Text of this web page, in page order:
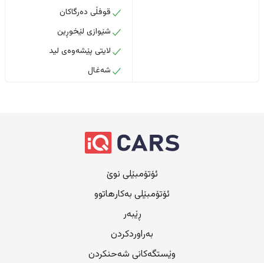
قوفڵی دەرگاکان
شێوازی لێخوڕین
لایتی پێشەوەی لید
شەغال
ئۆتۆمبێلی نوێ
ئۆتۆمبێلی بەکارهاتوو
ڕێبەر
بەراوردکردن
وێستگەکانی شەحنکردن